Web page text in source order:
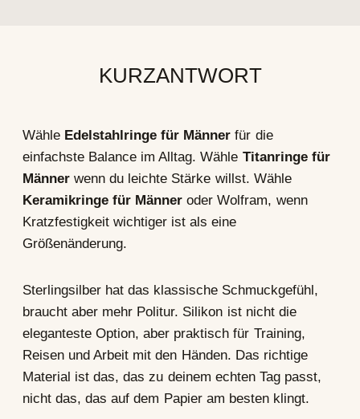
KURZANTWORT
Wähle Edelstahlringe für Männer für die
einfachste Balance im Alltag. Wähle Titanringe für
Männer wenn du leichte Stärke willst. Wähle
Keramikringe für Männer oder Wolfram, wenn
Kratzfestigkeit wichtiger ist als eine
Größenänderung.
Sterlingsilber hat das klassische Schmuckgefühl,
braucht aber mehr Politur. Silikon ist nicht die
eleganteste Option, aber praktisch für Training,
Reisen und Arbeit mit den Händen. Das richtige
Material ist das, das zu deinem echten Tag passt,
nicht das, das auf dem Papier am besten klingt.